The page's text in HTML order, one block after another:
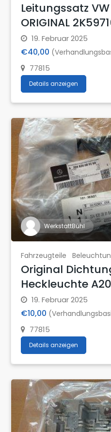
Leitungssatz
ORIGINAL
19. Februar 2025
€40,00
77815
Details anzeigen
WerkstattBühl
Fahrzeugteile
Original
Heckleuchte
19. Februar 2025
€10,00
77815
Details anzeigen